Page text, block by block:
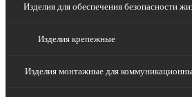
Изделия для обеспечения безопасности
Изделия крепежные
Изделия монтажные для